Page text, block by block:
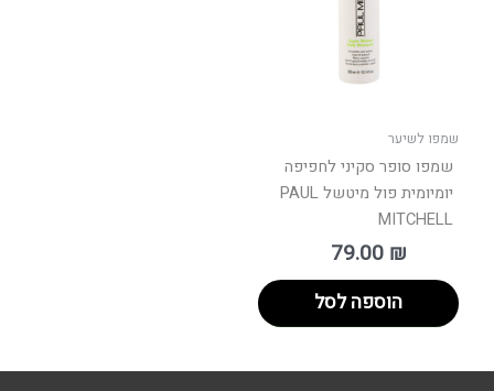
שמפו לשיער
שמפו סופר סקיני לחפיפה
יומיומית פול מיטשל PAUL
MITCHELL
79.00 ₪
הוספה לסל